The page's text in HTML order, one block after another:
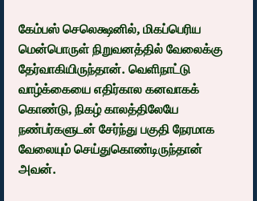
கேம்பஸ் செலெக்ஷனில், மிகப்பெரிய
மென்பொருள் நிறுவனத்தில் வேலைக்கு
தேர்வாகியிருந்தான். வெளிநாட்டு
வாழ்க்கையை எதிர்கால கனவாகக்
கொண்டு, நிகழ் காலத்திலேயே
நண்பர்களுடன் சேர்ந்து பகுதி நேரமாக
வேலையும் செய்துகொண்டிருந்தான்
அவன்.